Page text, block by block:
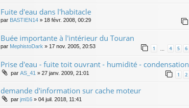
Fuite d'eau dans l'habitacle
par BASTIEN14 » 18 févr. 2008, 00:29
Buée importante à l'intérieur du Touran
par MephistoDark » 17 nov. 2005, 20:53 1 4 5 6
Prise d'eau - fuite toit ouvrant - humidité - condensation
par AS_41 » 27 janv. 2009, 21:01 1 2
demande d'information sur cache moteur
par jml16 » 04 juil. 2018, 11:41